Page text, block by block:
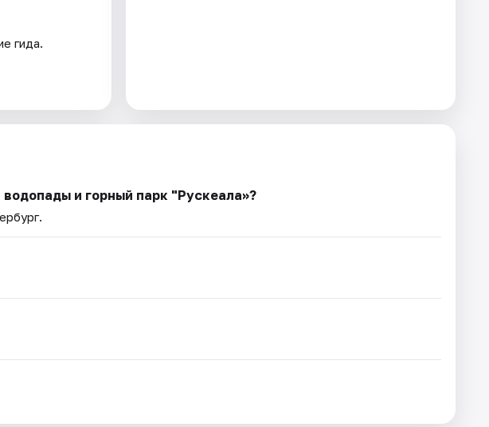
гида.
и горный парк "Рускеала»?